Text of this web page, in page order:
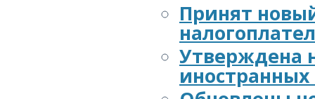
Принят
Утверждена